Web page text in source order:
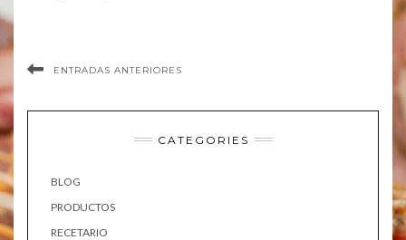
ENTRADAS ANTERIORES
CATEGORIES
BLOG
PRODUCTOS
RECETARIO